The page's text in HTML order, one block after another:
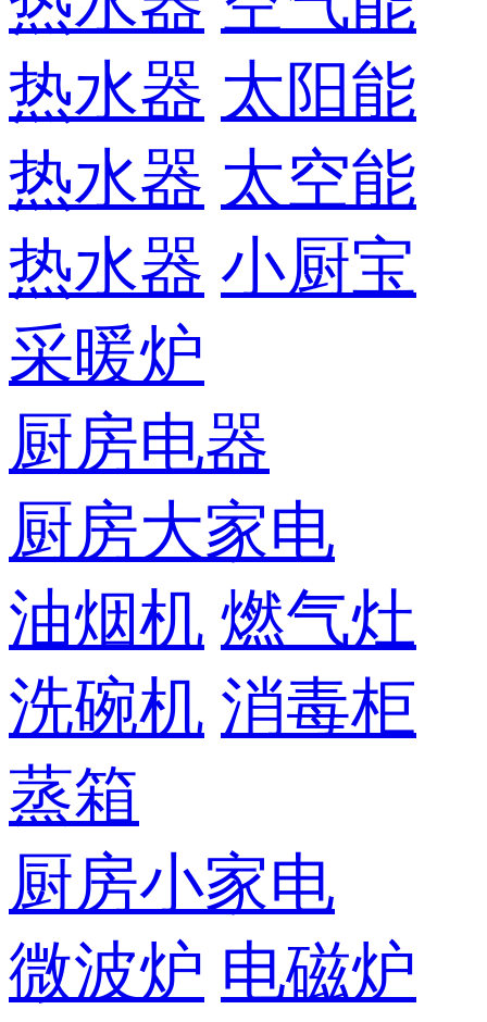
热水器 太阳能
热水器 太空能
热水器 小厨宝
采暖炉
厨房电器
厨房大家电
油烟机 燃气灶
洗碗机 消毒柜
蒸箱
厨房小家电
微波炉 电磁炉